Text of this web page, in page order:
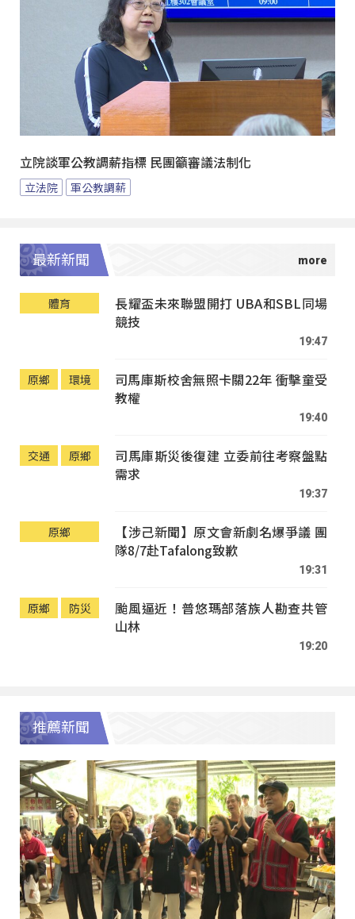
立院談軍公教調薪指標 民團籲審議法制化
立法院 軍公教調薪
最新新聞
體育
長耀盃未來聯盟開打 UBA和SBL同場
競技
19:47
原鄉 環境
司馬庫斯校舍無照卡關22年 衝擊童受
教權
19:40
交通 原鄉
司馬庫斯災後復建 立委前往考察盤點
需求
19:37
原鄉
【涉己新聞】原文會新劇名爆爭議 團
隊8/7赴Tafalong致歉
19:31
原鄉 防災
颱風逼近！普悠瑪部落族人勘查共管
山林
19:20
推薦新聞